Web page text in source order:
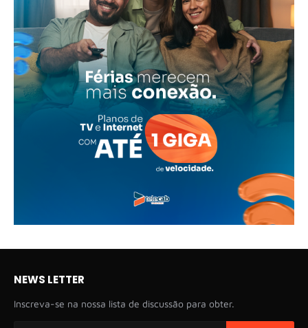
NEWS LETTER
Inscreva-se na nossa lista de discussão para obter.